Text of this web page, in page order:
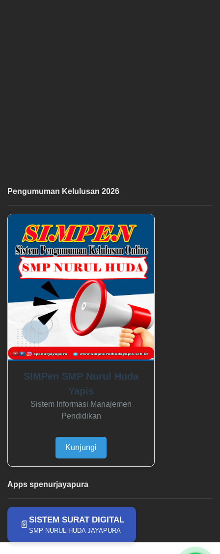
Pengumuman Kelulusan 2026
SIMPen SMP Nurul Huda
Yapis
Sistem Informasi Manajemen
Pendidikan
Kunjungi
Apps spenurjayapura
📄 SISTEM SURAT DIGITAL
SMP NURUL HUDA JAYAPURA